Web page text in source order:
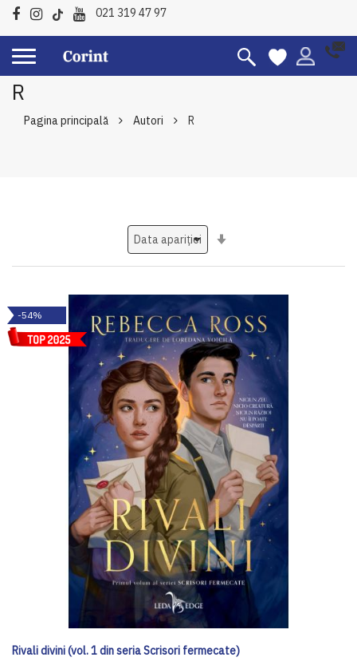
021 319 47 97
R
Pagina principală Autori R
-54%
Rivali divini (vol. 1 din seria Scrisori fermecate)